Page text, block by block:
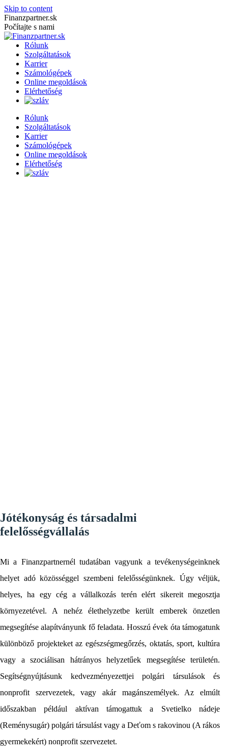
Skip to content
Finanzpartner.sk
Počítajte s nami
Rólunk
Szolgáltatások
Karrier
Számológépek
Online megoldások
Elérhetőség
Rólunk
Szolgáltatások
Karrier
Számológépek
Online megoldások
Elérhetőség
Jótékonyság és társadalmi
felelősségvállalás
Mi a Finanzpartnernél tudatában vagyunk a tevékenységeinknek
helyet adó közösséggel szembeni felelősségünknek. Úgy véljük,
helyes, ha egy cég a vállalkozás terén elért sikereit megosztja
környezetével. A nehéz élethelyzetbe került emberek önzetlen
megsegítése alapítványunk fő feladata. Hosszú évek óta támogatunk
különböző projekteket az egészségmegőrzés, oktatás, sport, kultúra
vagy a szociálisan hátrányos helyzetűek megsegítése területén.
Segítségnyújtásunk kedvezményezettjei polgári társulások és
nonprofit szervezetek, vagy akár magánszemélyek. Az elmúlt
időszakban például aktívan támogattuk a Svetielko nádeje
(Reménysugár) polgári társulást vagy a Deťom s rakovinou (A rákos
gyermekekért) nonprofit szervezetet.